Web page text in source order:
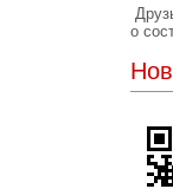
о